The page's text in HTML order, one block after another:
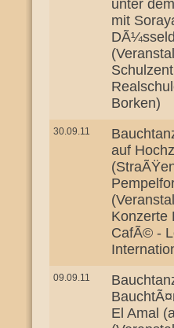
unter
mit
Borken)
30.09.11
auf
Konzerte
CafÃ© -
09.09.11
El Amal